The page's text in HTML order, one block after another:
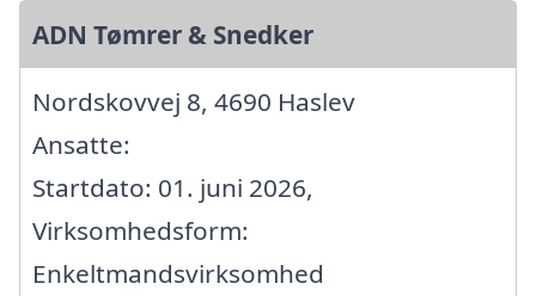
ADN Tømrer & Snedker
Nordskovvej 8, 4690 Haslev
Ansatte:
Startdato: 01. juni 2026,
Virksomhedsform:
Enkeltmandsvirksomhed